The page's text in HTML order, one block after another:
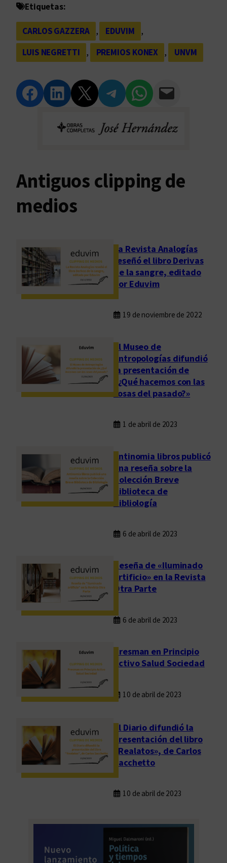
Etiquetas:
CARLOS GAZZERA , EDUVIM
,
LUIS NEGRETTI
, PREMIOS KONEX , UNVM
Compartir en Facebook Compartir en LinkedIn Compartir en Twitter Compartir en Telegram Compartir en WhatsApp Compartir vía Email
Antiguos clipping de
medios
La Revista Analogías
reseñó el libro Derivas
de la sangre, editado
por Eduvim
19 de noviembre de 2022
El Museo de
Antropologías difundió
la presentación de
«¿Qué hacemos con las
cosas del pasado?»
1 de abril de 2023
Antinomia libros publicó
una reseña sobre la
Colección Breve
Biblioteca de
Bibliología
6 de abril de 2023
Reseña de «Iluminado
artificio» en la Revista
Otra Parte
6 de abril de 2023
Presman en Principio
Activo Salud Sociedad
10 de abril de 2023
El Diario difundió la
presentación del libro
«Realatos», de Carlos
Sacchetto
10 de abril de 2023